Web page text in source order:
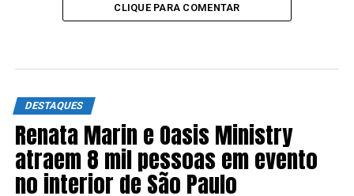
CLIQUE PARA COMENTAR
DESTAQUES
Renata Marin e Oasis Ministry
atraem 8 mil pessoas em evento
no interior de São Paulo